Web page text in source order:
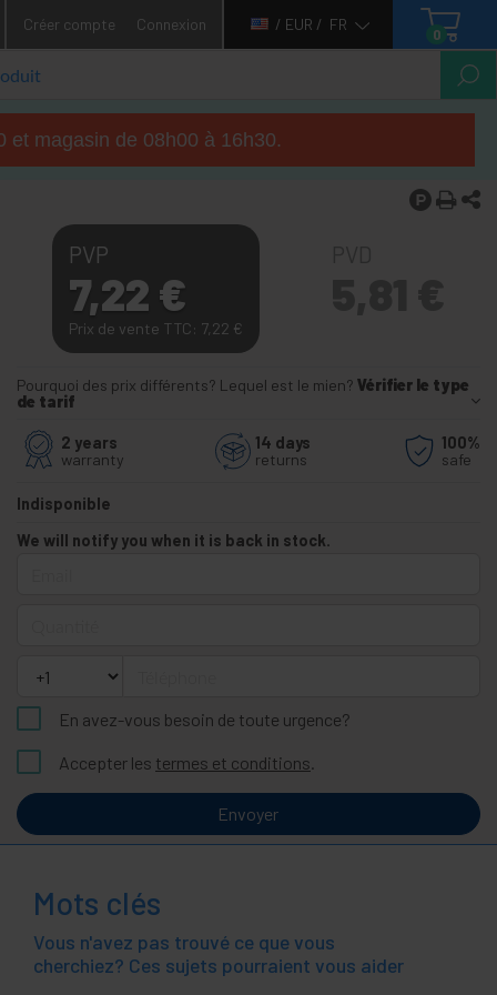
Créer compte Connexion / EUR / FR
0
et magasin de 08h00 à 16h30.
PVP
7,22 €
Prix de vente TTC: 7,22 €
Pourquoi des prix différents? Lequel est le mien? Vérifier le type
de tarif
2 years
warranty
14 days
returns
100%
safe
Indisponible
We will notify you when it is back in stock.
En avez-vous besoin de toute urgence?
Accepter les termes et conditions.
Envoyer
Mots clés
Vous n'avez pas trouvé ce que vous
cherchiez? Ces sujets pourraient vous aider